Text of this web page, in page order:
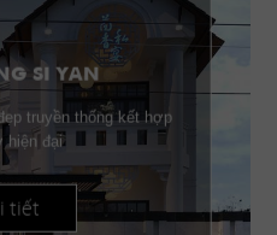
SI YAN
truyền thống kết hợp
hiện đại
tiết